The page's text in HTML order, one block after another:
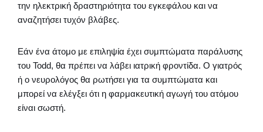
την ηλεκτρική δραστηριότητα του εγκεφάλου και να
αναζητήσει τυχόν βλάβες.
Εάν ένα άτομο με επιληψία έχει συμπτώματα παράλυσης
του Todd, θα πρέπει να λάβει ιατρική φροντίδα. Ο γιατρός
ή ο νευρολόγος θα ρωτήσει για τα συμπτώματα και
μπορεί να ελέγξει ότι η φαρμακευτική αγωγή του ατόμου
είναι σωστή.